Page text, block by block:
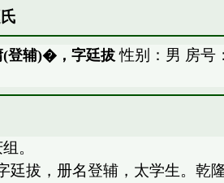
登辅)�，字廷拔性别：男 房号
。
廷拔，册名登辅，太学生。乾